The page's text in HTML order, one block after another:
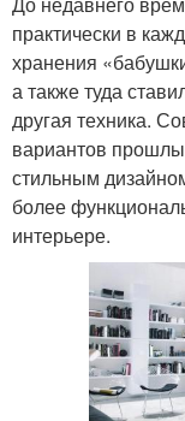
практически в
хранения
а также туда
другая техника.
вариантов
стильным
более
интерьере.